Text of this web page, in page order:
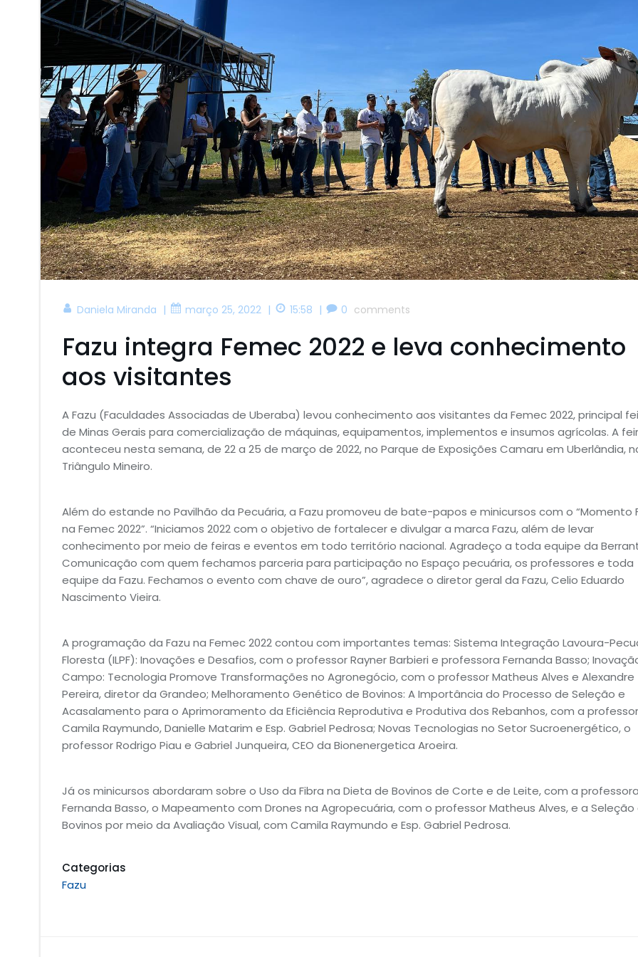
Daniela Miranda | março 25, 2022 | 15:58 | 0 comments
Fazu integra Femec 2022 e leva conhecimento
aos visitantes
A Fazu (Faculdades Associadas de Uberaba) levou conhecimento aos visitantes da Femec 2022, principal
de Minas Gerais para comercialização de máquinas, equipamentos, implementos e insumos agrícolas. A
aconteceu nesta semana, de 22 a 25 de março de 2022, no Parque de Exposições Camaru em Uberlândia,
Triângulo Mineiro.
Além do estande no Pavilhão da Pecuária, a Fazu promoveu de bate-papos e minicursos com o “Momento
na Femec 2022”. “Iniciamos 2022 com o objetivo de fortalecer e divulgar a marca Fazu, além de levar
conhecimento por meio de feiras e eventos em todo território nacional. Agradeço a toda equipe da
Comunicação com quem fechamos parceria para participação no Espaço pecuária, os professores e toda
equipe da Fazu. Fechamos o evento com chave de ouro”, agradece o diretor geral da Fazu, Celio Eduardo
Nascimento Vieira.
A programação da Fazu na Femec 2022 contou com importantes temas: Sistema Integração Lavoura-
Floresta (ILPF): Inovações e Desafios, com o professor Rayner Barbieri e professora Fernanda Basso;
Campo: Tecnologia Promove Transformações no Agronegócio, com o professor Matheus Alves e Alexandre
Pereira, diretor da Grandeo; Melhoramento Genético de Bovinos: A Importância do Processo de Seleção e
Acasalamento para o Aprimoramento da Eficiência Reprodutiva e Produtiva dos Rebanhos, com a
Camila Raymundo, Danielle Matarim e Esp. Gabriel Pedrosa; Novas Tecnologias no Setor Sucroenergético, o
professor Rodrigo Piau e Gabriel Junqueira, CEO da Bionenergetica Aroeira.
Já os minicursos abordaram sobre o Uso da Fibra na Dieta de Bovinos de Corte e de Leite, com a professora
Fernanda Basso, o Mapeamento com Drones na Agropecuária, com o professor Matheus Alves, e a Seleção
Bovinos por meio da Avaliação Visual, com Camila Raymundo e Esp. Gabriel Pedrosa.
Categorias
Fazu